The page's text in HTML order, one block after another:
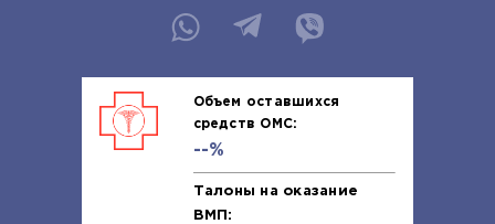
Объем оставшихся
средств ОМС:
--%
Талоны на оказание
ВМП: